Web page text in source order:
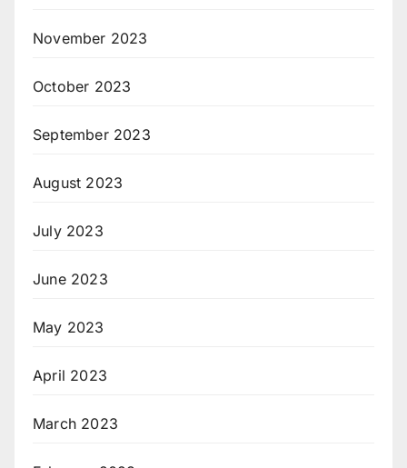
November 2023
October 2023
September 2023
August 2023
July 2023
June 2023
May 2023
April 2023
March 2023